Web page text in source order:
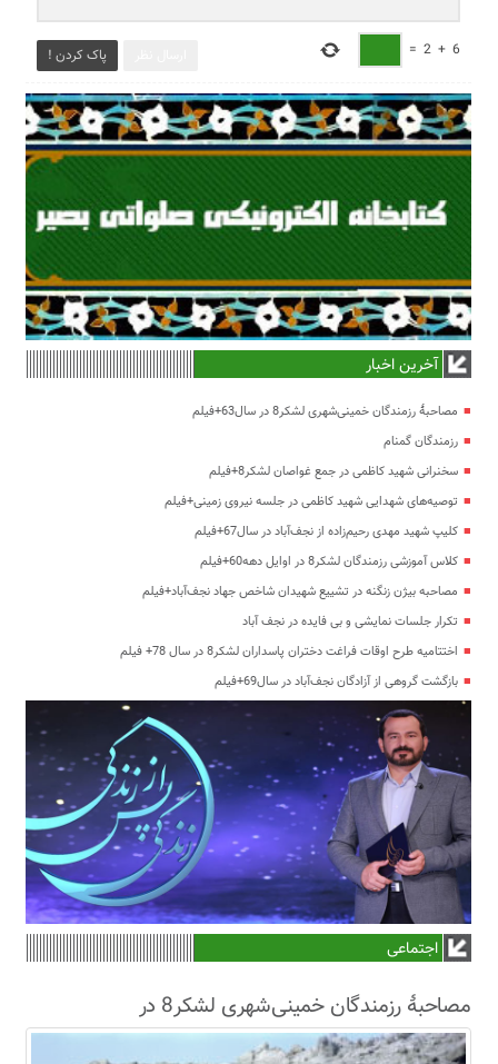
پاک کردن ! 6
+
2
=
آخرین اخبار
مصاحبۀ رزمندگان خمینی‌شهری لشکر8 در سال63+فیلم
رزمندگان گمنام
سخنرانی شهید کاظمی در جمع غواصان لشکر8+فیلم
توصیه‌های شهدایی شهید کاظمی در جلسه نیروی زمینی+فیلم
کلیپ شهید مهدی رحیم‌زاده از نجف‌آباد در سال67+فیلم
کلاس آموزشی رزمندگان لشکر8 در اوایل دهه60+فیلم
مصاحبه بیژن زنگنه در تشییع شهیدان شاخص جهاد نجف‌آباد+فیلم
تکرار جلسات نمایشی و بی فایده در نجف آباد
اختتامیه طرح اوقات فراغت دختران پاسداران لشکر8 در سال 78+ فیلم
بازگشت گروهی از آزادگان نجف‌آباد در سال69+فیلم
اجتماعی
مصاحبۀ رزمندگان خمینی‌شهری لشکر8 در
سال63+فیلم